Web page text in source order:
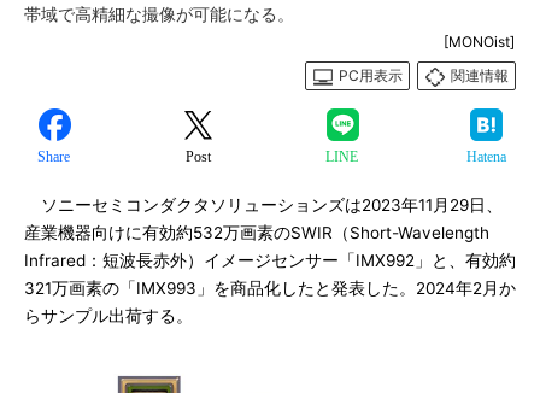
帯域で高精細な撮像が可能になる。
[MONOist]
PC用表示
関連情報
Share Post LINE Hatena
ソニーセミコンダクタソリューションズは2023年11月29日、
産業機器向けに有効約532万画素のSWIR（Short-Wavelength
Infrared：短波長赤外）イメージセンサー「IMX992」と、有効約
321万画素の「IMX993」を商品化したと発表した。2024年2月か
らサンプル出荷する。